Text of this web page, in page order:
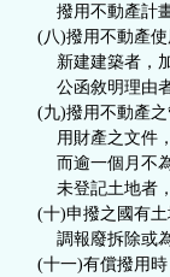
撥用不動產計畫
(八)撥用不動產使
新建建築者，加
公函敘明理由者
(九)撥用不動產之
用財產之文件，
而逾一個月不為
未登記土地者，
(十)申撥之國有土
調報廢拆除或為
(十一)有償撥用時